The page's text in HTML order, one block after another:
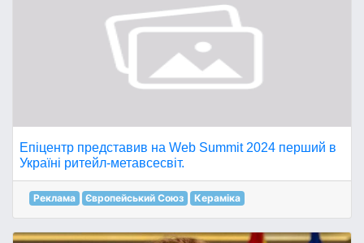
Епіцентр представив на Web Summit 2024 перший в
Україні ритейл-метавсесвіт.
Реклама Європейський Союз Кераміка